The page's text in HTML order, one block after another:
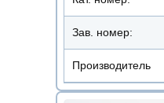
Зав. номер:
Производитель